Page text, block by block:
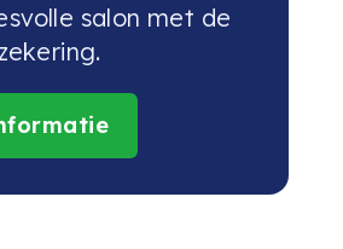
salon met de